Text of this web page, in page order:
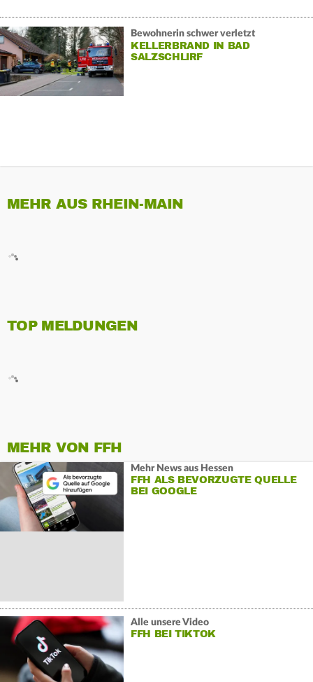
Bewohnerin schwer verletzt
KELLERBRAND IN BAD
SALZSCHLIRF
MEHR AUS RHEIN-MAIN
TOP MELDUNGEN
MEHR VON FFH
Mehr News aus Hessen
FFH ALS BEVORZUGTE QUELLE
BEI GOOGLE
Alle unsere Video
FFH BEI TIKTOK